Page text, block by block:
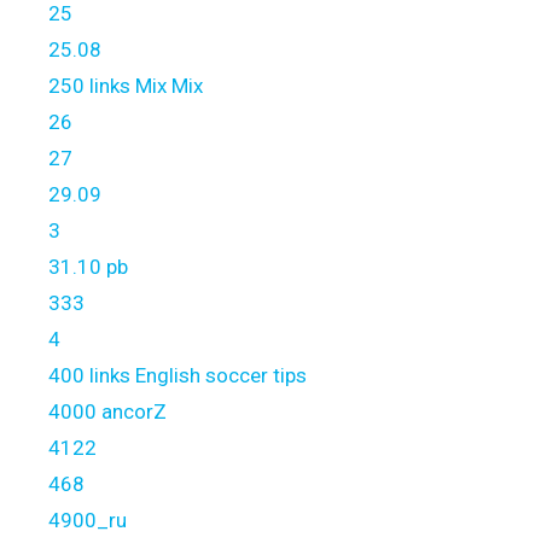
25
25.08
250 links Mix Mix
26
27
29.09
3
31.10 pb
333
4
400 links English soccer tips
4000 ancorZ
4122
468
4900_ru